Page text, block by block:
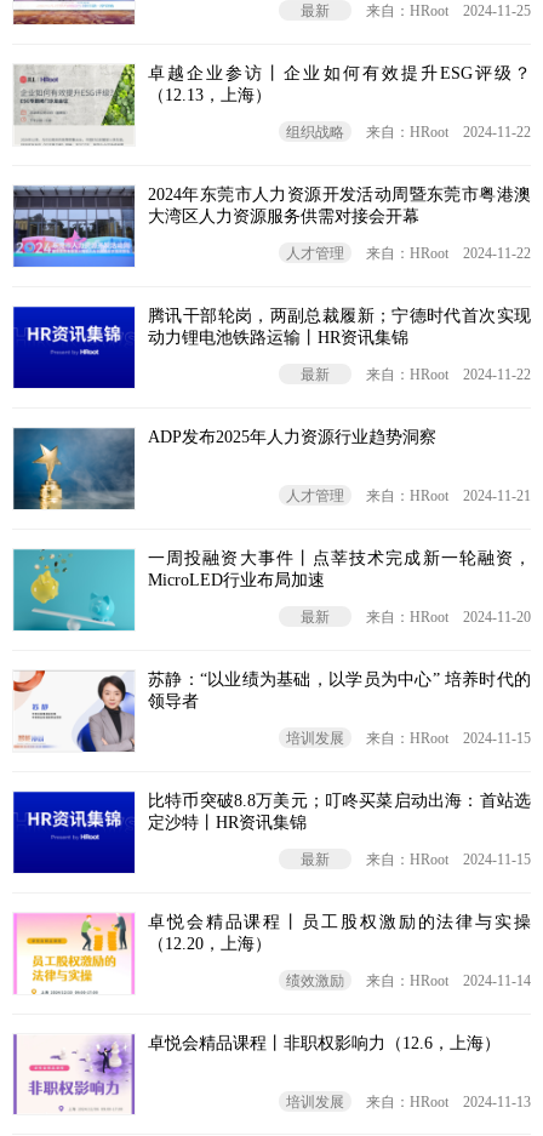
最新 来自：HRoot 2024-11-25
卓越企业参访丨企业如何有效提升ESG评级？
（12.13，上海）
组织战略 来自：HRoot 2024-11-22
2024年东莞市人力资源开发活动周暨东莞市粤港澳
大湾区人力资源服务供需对接会开幕
人才管理 来自：HRoot 2024-11-22
腾讯干部轮岗，两副总裁履新；宁德时代首次实现
动力锂电池铁路运输丨HR资讯集锦
最新 来自：HRoot 2024-11-22
ADP发布2025年人力资源行业趋势洞察
人才管理 来自：HRoot 2024-11-21
一周投融资大事件丨点莘技术完成新一轮融资，
MicroLED行业布局加速
最新 来自：HRoot 2024-11-20
苏静：“以业绩为基础，以学员为中心” 培养时代的
领导者
培训发展 来自：HRoot 2024-11-15
比特币突破8.8万美元；叮咚买菜启动出海：首站选
定沙特丨HR资讯集锦
最新 来自：HRoot 2024-11-15
卓悦会精品课程丨员工股权激励的法律与实操
（12.20，上海）
绩效激励 来自：HRoot 2024-11-14
卓悦会精品课程丨非职权影响力（12.6，上海）
培训发展 来自：HRoot 2024-11-13